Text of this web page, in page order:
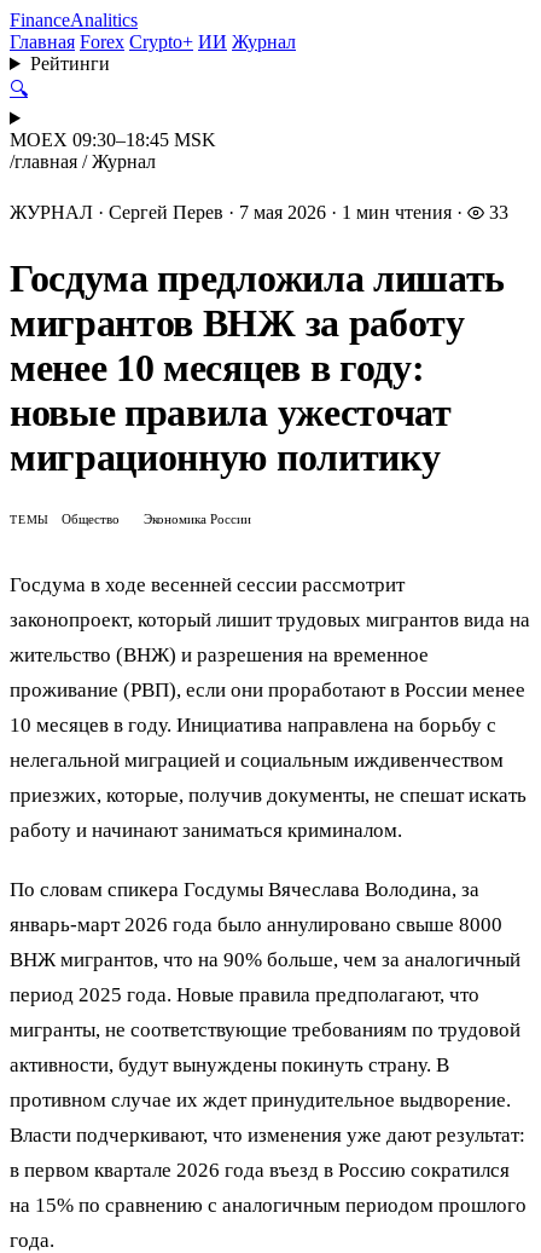
FinanceAnalitics
Главная Forex Crypto+ ИИ Журнал
Рейтинги
🔍
MOEX 09:30–18:45 MSK
/главная / Журнал
ЖУРНАЛ · Сергей Перев · 7 мая 2026 · 1 мин чтения · 33
Госдума предложила лишать
мигрантов ВНЖ за работу
менее 10 месяцев в году:
новые правила ужесточат
миграционную политику
ТЕМЫ Общество Экономика России
Госдума в ходе весенней сессии рассмотрит
законопроект, который лишит трудовых мигрантов вида на
жительство (ВНЖ) и разрешения на временное
проживание (РВП), если они проработают в России менее
10 месяцев в году. Инициатива направлена на борьбу с
нелегальной миграцией и социальным иждивенчеством
приезжих, которые, получив документы, не спешат искать
работу и начинают заниматься криминалом.
По словам спикера Госдумы Вячеслава Володина, за
январь-март 2026 года было аннулировано свыше 8000
ВНЖ мигрантов, что на 90% больше, чем за аналогичный
период 2025 года. Новые правила предполагают, что
мигранты, не соответствующие требованиям по трудовой
активности, будут вынуждены покинуть страну. В
противном случае их ждет принудительное выдворение.
Власти подчеркивают, что изменения уже дают результат:
в первом квартале 2026 года въезд в Россию сократился
на 15% по сравнению с аналогичным периодом прошлого
года.